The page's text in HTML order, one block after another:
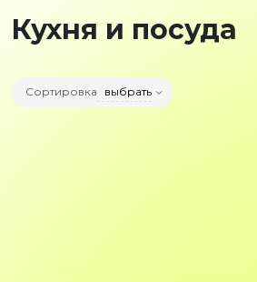
Кухня и посуда
Сортировка выбрать